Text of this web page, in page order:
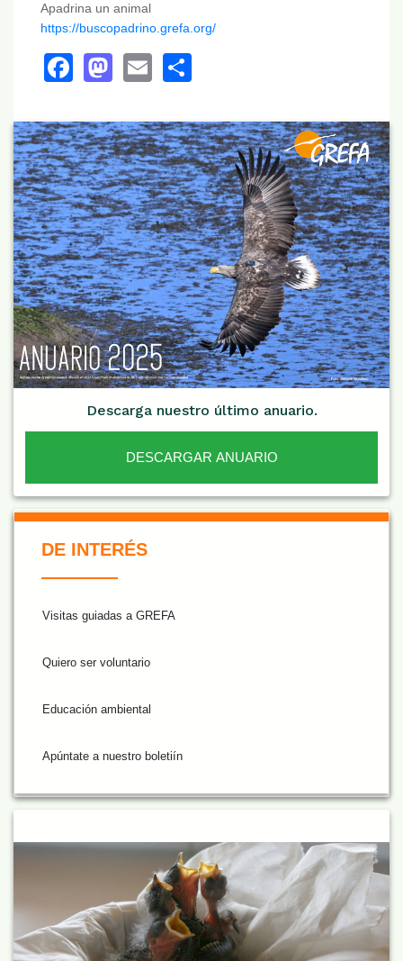
Apadrina un animal
https://buscopadrino.grefa.org/
Facebook
Mastodon
Email
Descarga nuestro último anuario.
DESCARGAR ANUARIO
De Interés NARANJA
DE INTERÉS
Visitas guiadas a GREFA
Quiero ser voluntario
Educación ambiental
Apúntate a nuestro boletiín